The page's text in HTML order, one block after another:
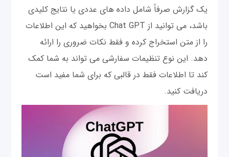
یک گزارش صرفاً شامل داده های عددی یا نتایج کلیدی
باشد، می توانید از Chat GPT بخواهید که این اطلاعات
را از متن استخراج کرده و فقط نکات ضروری را ارائه
دهد. این نوع تنظیمات سفارشی می تواند به شما کمک
کند تا اطلاعات فقط در قالبی که برای شما مفید است
دریافت کنید.